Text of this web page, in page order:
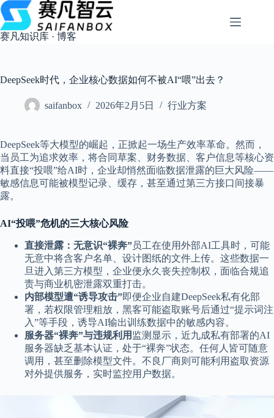
跳
过
内
容
赛凡知识库 · 博客
DeepSeek时代，企业核心数据如何不被AI“喂”出去？
saifanbox 2026年2月5日 行业方案
DeepSeek等大模型的崛起，正掀起一场生产效率革命。然而，
当员工为追求效率，将合同草案、财务数据、客户信息等核心资
料直接“投喂”给AI时，企业却悄然面临数据泄露的巨大风险——
敏感信息可能被模型记录、缓存，甚至通过第三方接口间接暴
露。
AI“投喂”危机的三大核心风险
直接泄露：无意识“裸奔”员工在使用外部AI工具时，可能
无意中将含客户名单、设计图纸的文件上传。这些数据一
旦进入第三方模型，企业便永久丧失控制权，面临合规追
责与商业机密泄露双重打击。
内部模型遭“诱导攻击”即便企业自建DeepSeek私有化部
署，若权限管理粗放，黑客可能盗取账号后通过“提示词注
入”等手段，诱导AI输出训练数据中的敏感内容。
服务器“裸奔”与违规利用 监测显示，近九成私有部署的AI
服务器缺乏基本认证，处于“裸奔”状态。任何人皆可随意
调用，甚至删除模型文件。不良厂商则可能利用盗取资源
对外提供服务，实时监控用户数据。